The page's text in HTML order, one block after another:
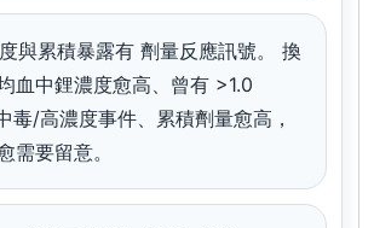
與累積暴露有 劑量反應訊號。
換
血中鋰濃度愈高、曾有 >1.0
毒/高濃度事件、累積劑量愈高，
需要留意。